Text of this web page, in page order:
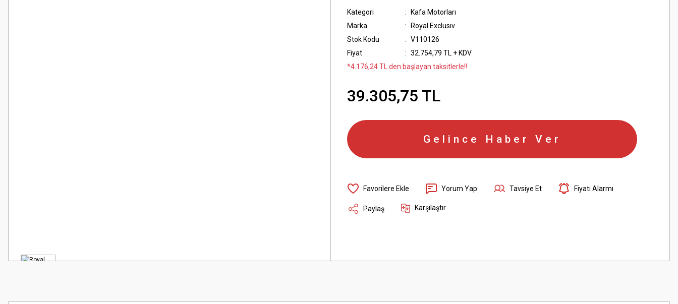
Kategori
Kafa Motorları
Marka
Royal Exclusiv
Stok Kodu
V110126
Fiyat
32.754,79 TL + KDV
*4.176,24 TL den başlayan taksitlerle!!
39.305,75 TL
Gelince Haber Ver
Yorum Yap Tavsiye Et Fiyatı Alarmı
Paylaş Karşılaştır